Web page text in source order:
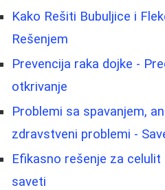
Kako Rešiti Bubuljice i
Rešenjem
Prevencija raka dojke -
otkrivanje
Problemi sa spavanjem,
zdravstveni problemi -
Efikasno rešenje za
saveti